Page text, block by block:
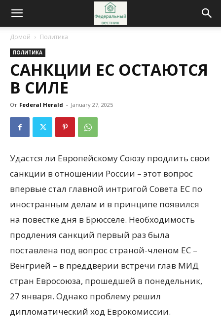
Домой Политика
ПОЛИТИКА
САНКЦИИ ЕС ОСТАЮТСЯ
В СИЛЕ
От Federal Herald - January 27, 2025
Удастся ли Европейскому Союзу продлить свои
санкции в отношении России – этот вопрос
впервые стал главной интригой Совета ЕС по
иностранным делам и в принципе появился
на повестке дня в Брюсселе. Необходимость
продления санкций первый раз была
поставлена под вопрос страной-членом ЕС –
Венгрией – в преддверии встречи глав МИД
стран Евросоюза, прошедшей в понедельник,
27 января. Однако проблему решил
дипломатический ход Еврокомиссии.